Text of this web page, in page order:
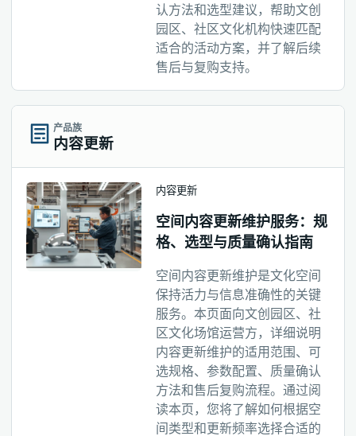
认方法和选型建议，帮助文创
园区、社区文化机构快速匹配
适合的活动方案，并了解后续
售后与复购支持。
产品族
内容更新
内容更新
空间内容更新维护服务：规
格、选型与质量确认指南
空间内容更新维护是文化空间
保持活力与信息准确性的关键
服务。本页面向文创园区、社
区文化场馆运营方，详细说明
内容更新维护的适用范围、可
选规格、参数配置、质量确认
方法和售后复购流程。通过阅
读本页，您将了解如何根据空
间类型和更新频率选择合适的